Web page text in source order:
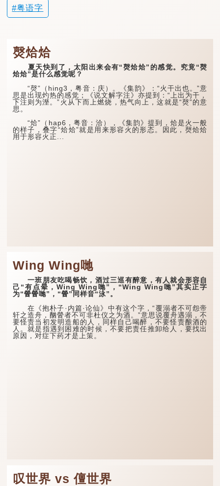
粤语字
㷫烚烚
夏天快到了，太阳出来会有“㷫烚烚”的感觉。究竟“㷫
烚烚”是什么感觉呢？
“㷫”（hing3，粤音：庆）。《集韵》：“火干出也。”意
思是出现灼热的感觉；《说文解字注》亦提到：“上出为干，
下注则为溼。”火从下而上燃烧，热气向上，这就是“㷫”的意
思。
“烚”（hap6，粤音：洽），《集韵》提到，烚是火一般
的样子，叠字“烚烚”就是用来形容火的形态。因此，㷫烚烚
用于形容火正...
Wing Wing哋
一班朋友吃喝畅饮，酒过三巡有醉意，有人就会形容自
己“有点晕，Wing Wing哋”，“Wing Wing哋”其实正字
为“醟醟哋”，“醟”同样音“泳”。
在《抱朴子·内篇·论仙》中有这个字，“覆溺者不可怨帝
轩之造舟，酗醟者不可非杜仪之为酒。”意思说覆舟遇溺，不
要怪责当初发明造船的人，同样自己喝醉，不要怪责酿酒的
人。就是指遇到困难的时候，不要把责任推卸给人，要找出
原因，对症下药才是上策。
叹世界 vs 儃世界